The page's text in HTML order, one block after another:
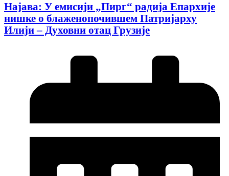
Најава: У емисији „Пирг“ радија Епархије
нишке о блаженопочившем Патријарху
Илији – Духовни отац Грузије